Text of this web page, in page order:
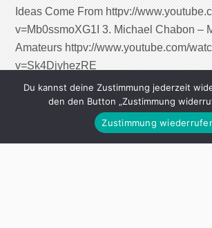
Ideas Come From httpv://
v=Mb0ssmoXG1I 3. Michael Chabon –
Amateurs httpv://www.youtube.com/
v=Sk4DjyhezRE
Continue Reading
Du kannst deine Zustimmung jederzeit
den den Button „Zustimmung
Zustimmung